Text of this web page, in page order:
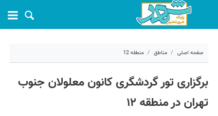
صفحه اصلی مناطق منطقه 12
کد مطلب:
برگزاری تور گردشگری کانون معلولان جنوب
تهران در منطقه ۱۲